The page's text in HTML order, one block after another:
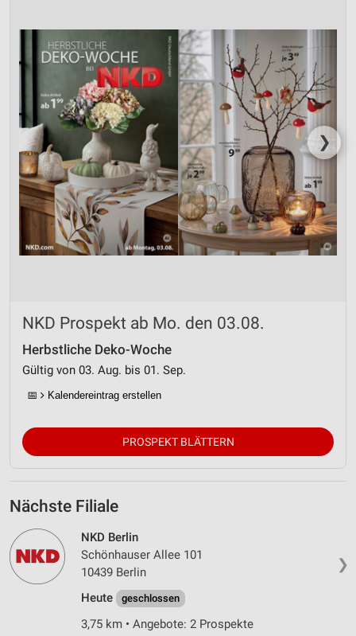
❯
NKD Prospekt ab Mo. den 03.08.
Herbstliche Deko-Woche
Gültig von 03. Aug. bis 01. Sep.
📅 Kalendereintrag erstellen
PROSPEKT BLÄTTERN
Nächste Filiale
❯
NKD Berlin
Schönhauser Allee 101
10439 Berlin
Heute
geschlossen
3,75 km • Angebote: 2 Prospekte